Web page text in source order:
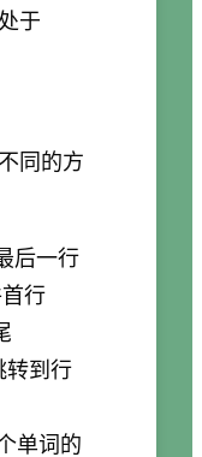
于
同的方
后一行
行
转到行
单词的